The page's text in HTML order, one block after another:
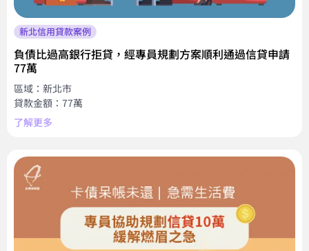
新北信用貸款案例
負債比過高銀行拒貸，經專員規劃方案順利通過信貸申請
77萬
區域：新北市
貸款金額：77萬
了解更多